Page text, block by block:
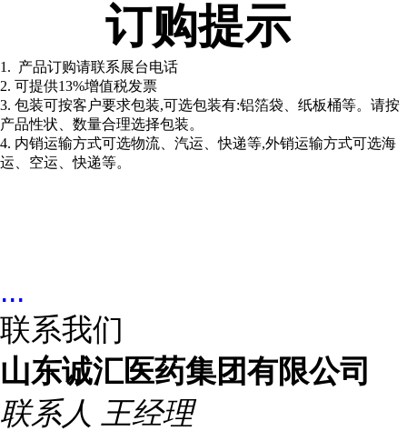
订购提示
1. 产品订购请联系展台电话
2. 可提供13%增值税发票
3. 包装可按客户要求包装,可选包装有:铝箔袋、纸板桶等。请按
产品性状、数量合理选择包装。
4. 内销运输方式可选物流、汽运、快递等,外销运输方式可选海
运、空运、快递等。
...
联系我们
山东诚汇医药集团有限公司
联系人 王经理